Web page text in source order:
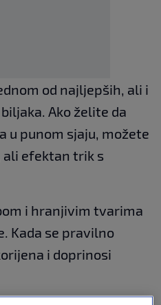
od najljepših, ali i
Ako želite da
u punom sjaju, možete
efektan trik s
i hranjivim tvarima
Kada se pravilno
i doprinosi